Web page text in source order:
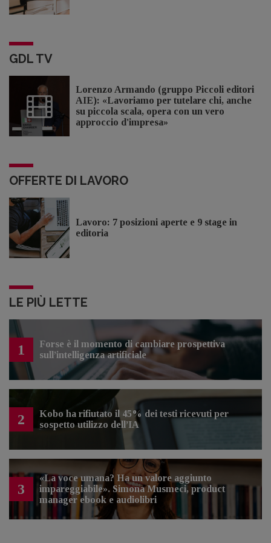
GDL TV
Lorenzo Armando (gruppo Piccoli editori
AIE): «Lavoriamo per tutelare chi, anche
su piccola scala, opera con un vero
approccio d'impresa»
OFFERTE DI LAVORO
Lavoro: 7 posizioni aperte e 9 stage in
editoria
LE PIÙ LETTE
1
Forse è il momento di cambiare prospettiva
sull’intelligenza artificiale
2
Kobo ha rifiutato il 45% dei testi ricevuti per
sospetto utilizzo dell’IA
3
«La voce umana? Ha un valore aggiunto
impareggiabile». Simona Musmeci, product
manager ebook e audiolibri